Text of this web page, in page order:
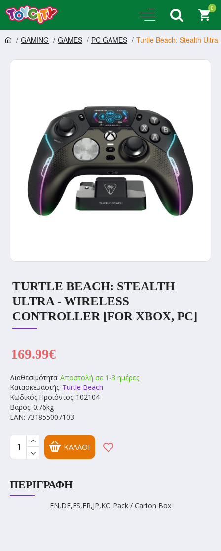
0
GAMING GAMES PC GAMES Turtle Beach: Stealth
TURTLE BEACH: STEALTH
ULTRA - WIRELESS
CONTROLLER [FOR XBOX, PC]
Διαθεσιμότητα: Αποστολή σε 1-3 ημέρες
Κατασκευαστής: Turtle Beach
Κωδικός Προϊόντος: 102104
Βάρος: 0.76kg
EAN: 731855007103
169.99€
ΚΑΛΆΘΙ
ΠΕΡΙΓΡΑΦΉ
EN,DE,ES,FR,JP,KO Pack / Carton Box